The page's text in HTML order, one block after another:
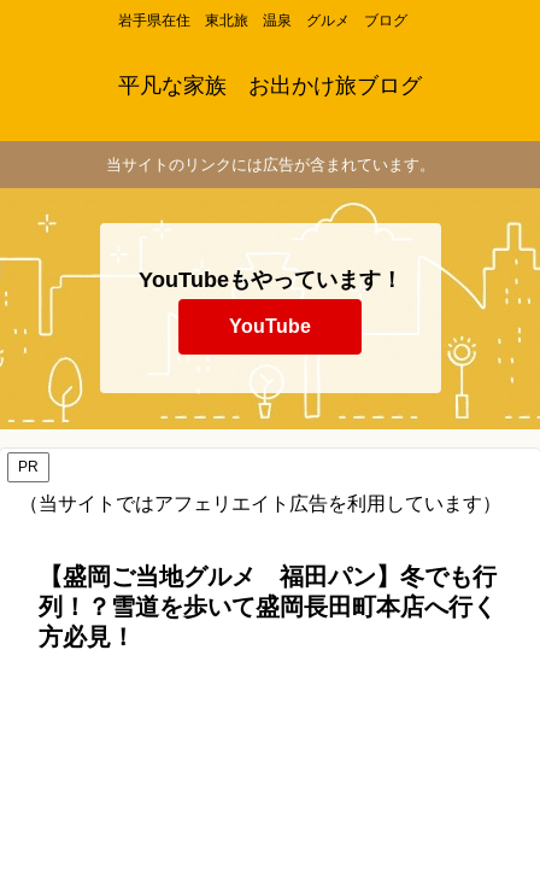
岩手県在住 東北旅 温泉 グルメ ブログ
平凡な家族 お出かけ旅ブログ
当サイトのリンクには広告が含まれています。
YouTubeもやっています！
YouTube
PR
（当サイトではアフェリエイト広告を利用しています）
【盛岡ご当地グルメ 福田パン】冬でも行
列！？雪道を歩いて盛岡長田町本店へ行く
方必見！